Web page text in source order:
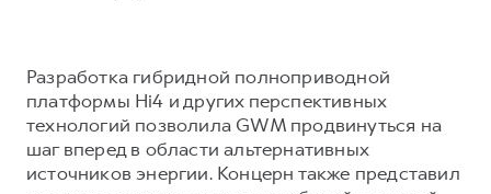
от 2 049 000 ₽ от 2 049 000 ₽
Автомобили в наличии
Конфигуратор HAVAL
Аксессуары HAVAL
Все о сервисе
Запись на сервис
Моторное масло
Покупателям
Владельцам
О бренде
Новости
О GWM
Разработка гибридной полноприводной
платформы Hi4 и других перспективных
технологий позволила GWM продвинуться на
шаг вперед в области альтернативных
источников энергии. Концерн также представил